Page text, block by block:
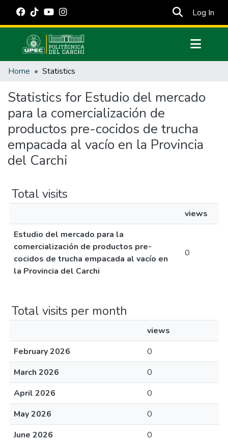
Log In
Communities & Collections
Estadísticas Externas
Manuales
Home Statistics
Statistics for Estudio del mercado
para la comercialización de
productos pre-cocidos de trucha
empacada al vacío en la Provincia
del Carchi
Total visits
views
Estudio del mercado para la
comercialización de productos pre-
cocidos de trucha empacada al vacío en
la Provincia del Carchi
0
Total visits per month
views
February 2026
0
March 2026
0
April 2026
0
May 2026
0
June 2026
0